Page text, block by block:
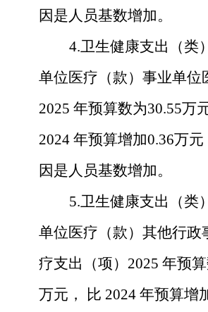
因是人员基数增加。
4.卫生健康支出
（类
单位医疗（款）事业单位
2025 年预算数为30.55万
2024 年预算增加0.36万元
因是 人员基数增加。
5.卫生健康支出
（类
单位医疗（款）其他行政
疗支出（项） 2025 年预
万元，
比 2024 年预算增